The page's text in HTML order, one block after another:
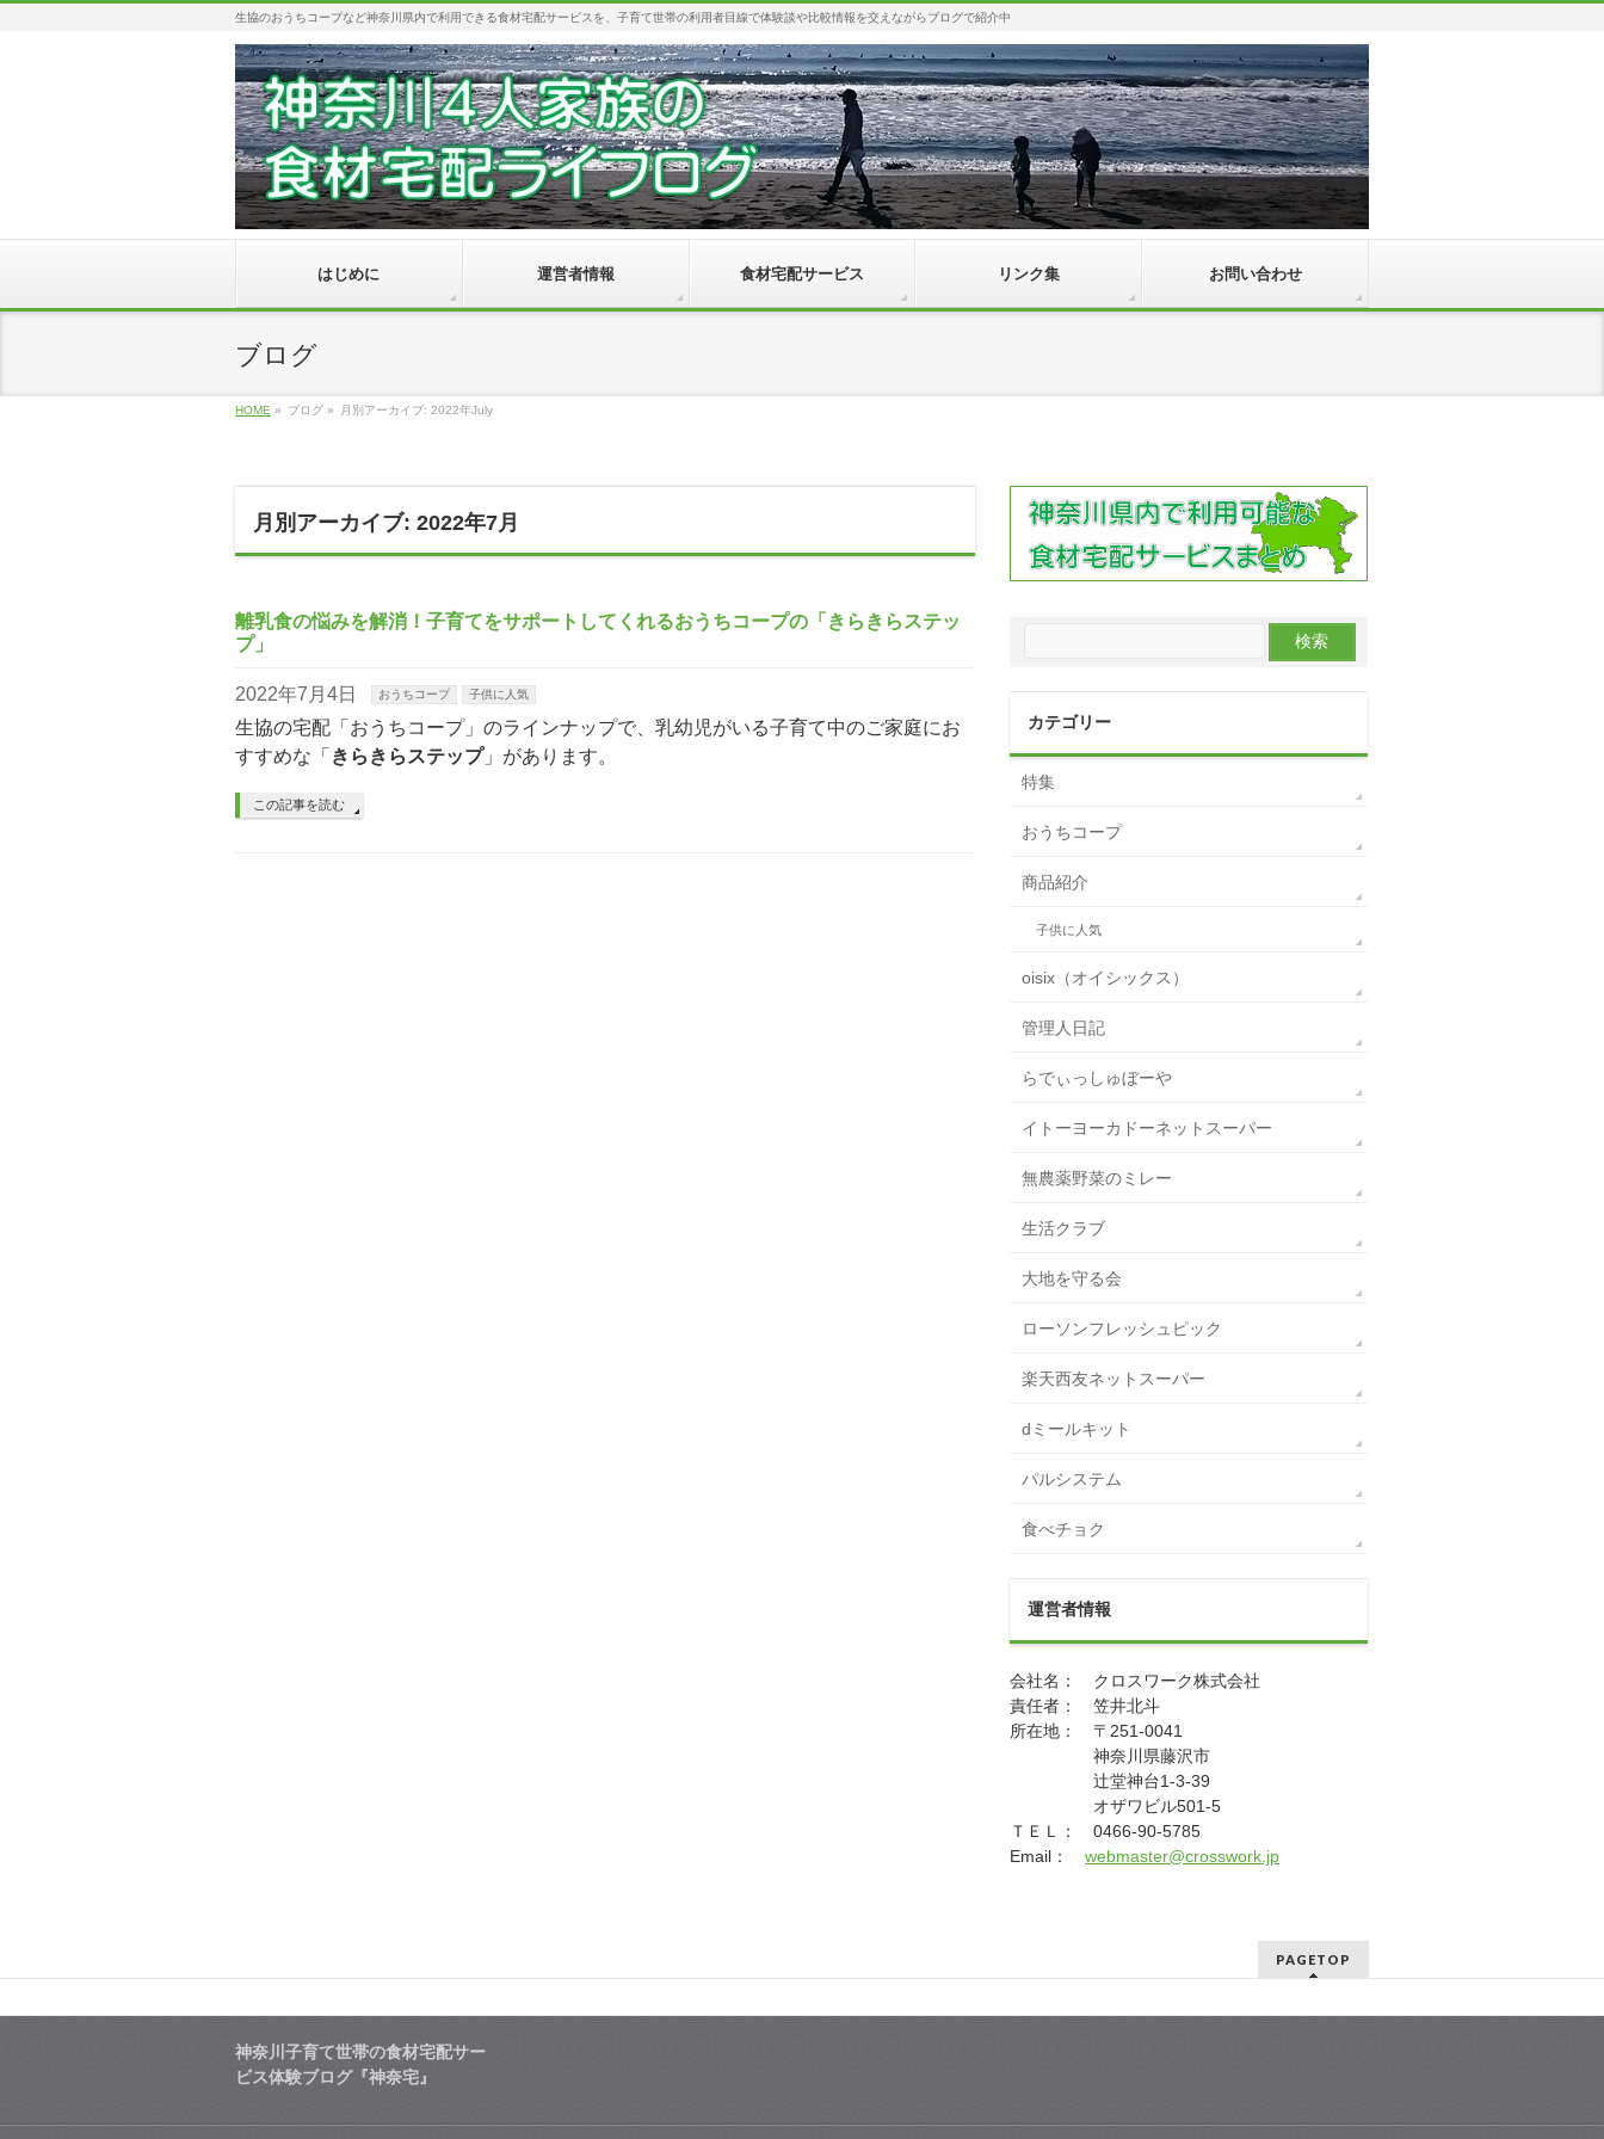
生協のおうちコープなど神奈川県内で利用できる食材宅配サービスを、子育て世帯の利用者目線で体験談や比較情報を交えながらブログで紹介中
はじめに 運営者情報 食材宅配サービス リンク集 お問い合わせ
ブログ
HOME » ブログ » 月別アーカイブ: 2022年July
月別アーカイブ: 2022年7月
離乳食の悩みを解消！子育てをサポートしてくれるおうちコープの「きらきらステッ
プ」
2022年7月4日 おうちコープ 子供に人気
生協の宅配「おうちコープ」のラインナップで、乳幼児がいる子育て中のご家庭にお
すすめな「 きらきらステップ」があります。
この記事を読む
カテゴリー
特集
おうちコープ
商品紹介
子供に人気
oisix（オイシックス）
管理人日記
らでぃっしゅぼーや
イトーヨーカドーネットスーパー
無農薬野菜のミレー
生活クラブ
大地を守る会
ローソンフレッシュピック
楽天西友ネットスーパー
dミールキット
パルシステム
食べチョク
運営者情報
会社名： クロスワーク株式会社
責任者： 笠井北斗
所在地： 〒251-0041
神奈川県藤沢市
辻堂神台1-3-39
オザワビル501-5
ＴＥＬ： 0466-90-5785
Email： webmaster@crosswork.jp
PAGETOP
神奈川子育て世帯の食材宅配サー
ビス体験ブログ『神奈宅』